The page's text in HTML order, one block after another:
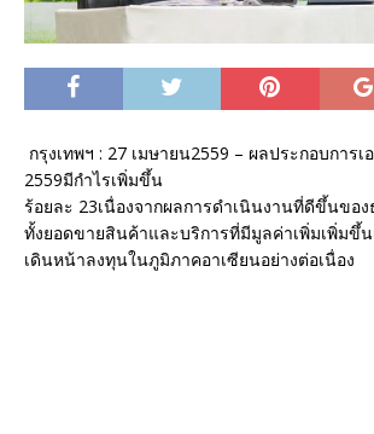
กรุงเทพฯ : 27 เมษายน2559 – ผลประกอบการ
2559มีกำไรเพิ่มขึ้น
ร้อยละ 23เนื่องจากผลการดำเนินงานที่ดีขึ้นขอ
ทั้งยอดขายสินค้าและบริการที่มีมูลค่าเพิ่มเพิ่มขึ้
เดินหน้าลงทุนในภูมิภาคอาเซียนอย่างต่อเนื่อง